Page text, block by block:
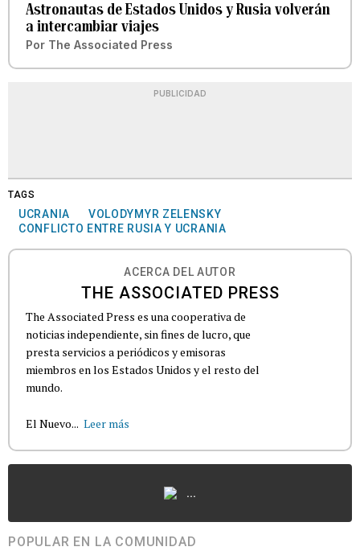
Astronautas de Estados Unidos y Rusia volverán
a intercambiar viajes
Por The Associated Press
PUBLICIDAD
TAGS
UCRANIA
VOLODYMYR ZELENSKY
CONFLICTO ENTRE RUSIA Y UCRANIA
ACERCA DEL AUTOR
THE ASSOCIATED PRESS
The Associated Press es una cooperativa de
noticias independiente, sin fines de lucro, que
presta servicios a periódicos y emisoras
miembros en los Estados Unidos y el resto del
mundo.
El Nuevo... Leer más
...
POPULAR EN LA COMUNIDAD